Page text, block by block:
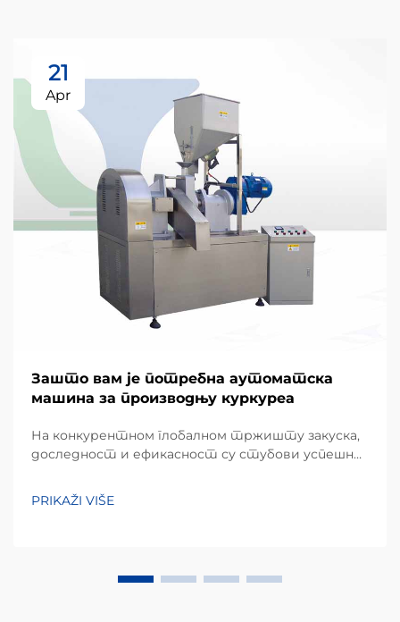
21
Apr
Зашто вам је потребна аутоматска
машина за производњу куркуреа
На конкурентном глобалном тржишту закуска,
доследност и ефикасност су стубови успешног
врста екструдиране кукурузне закуске позната
по свом јединственом неправилном облику и
PRIKAŽI VIŠE